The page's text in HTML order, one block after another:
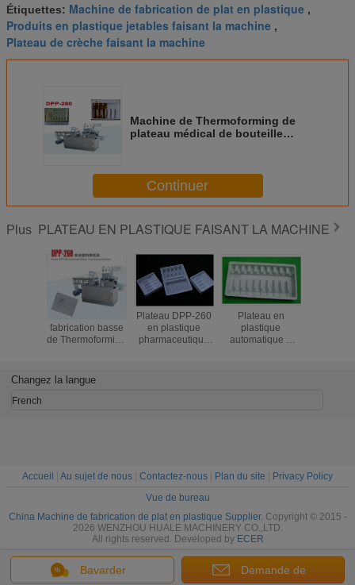
Étiquettes: Machine de fabrication de plat en plastique ,
Produits en plastique jetables faisant la machine ,
Plateau de crèche faisant la machine
Machine de Thermoforming de
plateau médical de bouteille
en plastique de PE
Continuer
Plus PLATEAU EN PLASTIQUE FAISANT LA MACHINE
Machine de
fabrication basse
de Thermoforming
automatique de
plats
Plateau DPP-260
en plastique
pharmaceutique
Plateau en
plastique
automatique à
Bavarder Demande de
Changez la langue
French
Accueil Au sujet de nous Contactez-nous Plan du site
Privacy Policy
Vue de bureau
China Machine de fabrication de plat en plastique Supplier. Copyright © 2015 -
2026 WENZHOU HUALE MACHINERY CO.,LTD.
All rights reserved. Developed by ECER